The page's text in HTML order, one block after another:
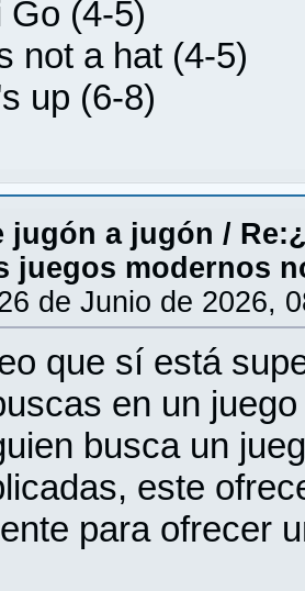
Go (4-5)
not a hat (4-5)
up (6-8)
jugón a jugón /
juegos modernos
de Junio de 2026,
que sí está
en un
busca un
este
para ofrecer